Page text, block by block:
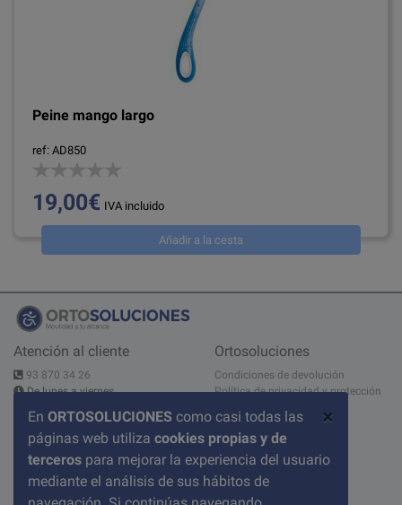
×
En ORTOSOLUCIONES como casi todas las
páginas web utiliza cookies propias y de
terceros para mejorar la experiencia del usuario
mediante el análisis de sus hábitos de
Peine mango largo
ref: AD850
19,00€ IVA incluido
Añadir a la cesta
Atención al cliente
93 870 34 26
De lunes a viernes
Contáctanos
C/ del Pont nº 17, 1A
08520 Les Franqueses del Valles
Ortosoluciones
Condiciones de devolución
Política de privacidad y protección
Aviso legal
Condiciones de compra
Sobre nosotros
Preguntas frecuentes